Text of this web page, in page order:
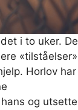
i to uker. De
«tilståelser»
Horlov har
og utsette